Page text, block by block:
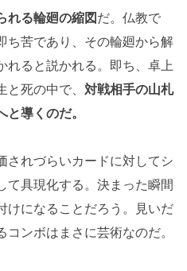
れる輪廻の縮図だ。仏教で
ち苦であり、その輪廻から解
れると説かれる。即ち、卓上
死の中で、 対戦相手の山札
導くのだ。
れづらいカードに対してシ
て具現化する。決まった瞬間
けになることだろう。見いだ
ンボはまさに芸術なのだ。